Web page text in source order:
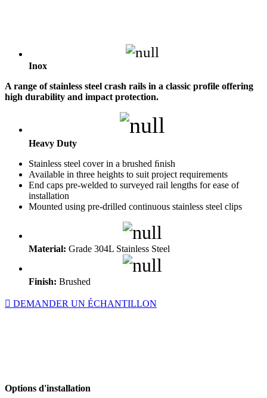
Inox
A range of stainless steel crash rails in a classic profile offering
high durability and impact protection.
Heavy Duty
Stainless steel cover in a brushed ﬁnish
Available in three heights to suit project requirements
End caps pre-welded to surveyed rail lengths for ease of
installation
Mounted using pre-drilled continuous stainless steel clips
Material: Grade 304L Stainless Steel
Finish: Brushed
DEMANDER UN ÉCHANTILLON
Options d'installation